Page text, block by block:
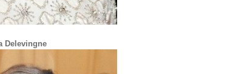
Delevingne